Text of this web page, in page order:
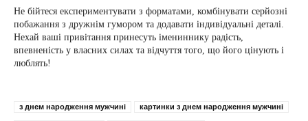
Не бійтеся експериментувати з форматами, комбінувати серйозні
побажання з дружнім гумором та додавати індивідуальні деталі.
Нехай ваші привітання принесуть імениннику радість,
впевненість у власних силах та відчуття того, що його цінують і
люблять!
з днем народження мужчині картинки з днем народження мужчині